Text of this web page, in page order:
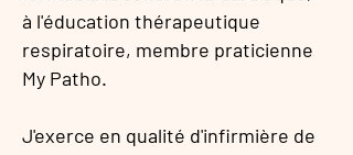
à l'éducation thérapeutique
respiratoire, membre praticienne
My Patho.
J'exerce en qualité d'infirmière de